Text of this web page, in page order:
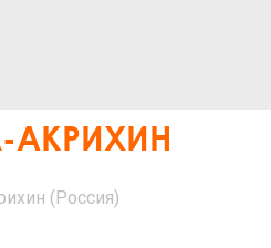
АКРИХИН
(Россия)